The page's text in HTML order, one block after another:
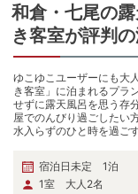
和倉・七尾の
き客室が評判
ゆこゆこユーザーにも大
き客室」に泊まれるプラ
せずに露天風呂を思う存
屋でのんびり過ごしたい
水入らずのひと時を過ご
宿泊日未定 1泊
1室 大人2名